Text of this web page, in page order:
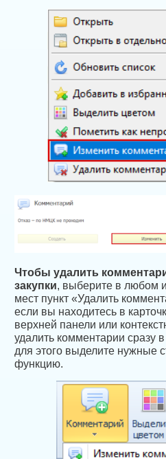
Чтобы удалить
закупки, выберите в любом
мест пункт «Удалить
если вы находитесь в
верхней панели или
удалить комментарии сразу
для этого выделите нужные
функцию.